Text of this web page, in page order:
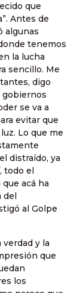
que
Antes de
algunas
tenemos
la lucha
sencillo. Me
digo
gobiernos
se va a
evitar que
Lo que me
distraído, ya
todo el
acá ha
del
al Golpe
y la
que
los